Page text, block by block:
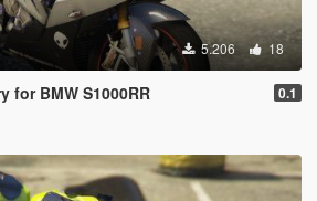
5.206 18
for BMW S1000RR 0.1